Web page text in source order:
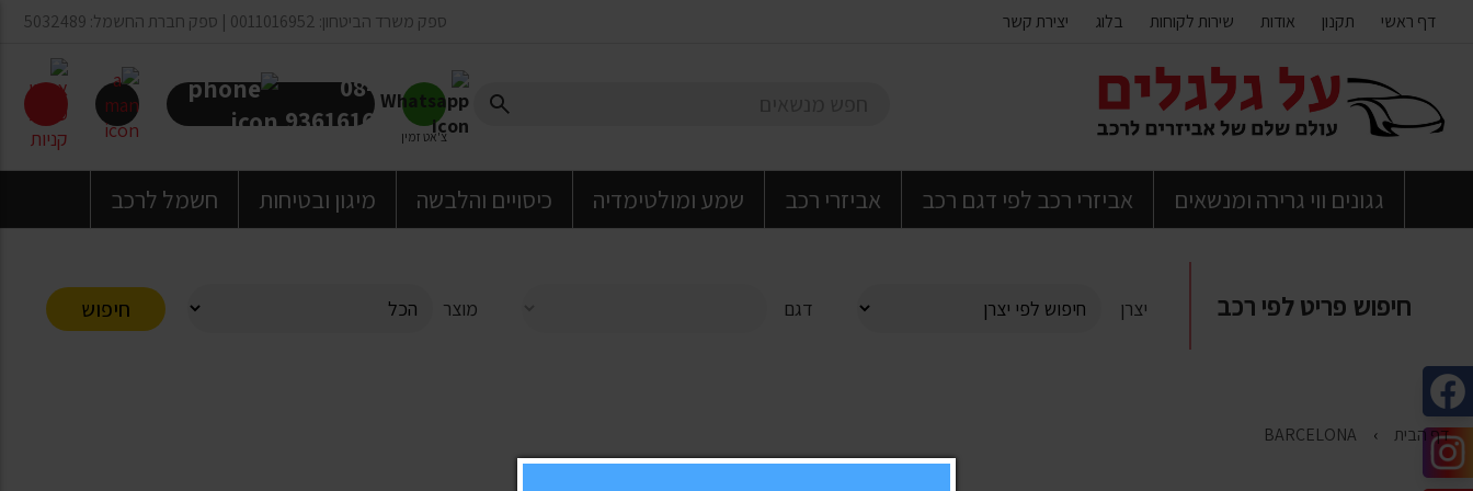
דף ראשי תקנון אודות שירות לקוחות בלוג יצירת קשר ספק משרד הביטחון: 0011016952 | ספק חברת החשמל: 5032489
צ'אט זמין
08-
9361616
גגונים ווי גרירה ומנשאים אביזרי רכב לפי דגם רכב אביזרי רכב שמע ומולטימדיה כיסויים והלבשה מיגון ובטיחות חשמל לרכב
חיפוש פריט לפי רכב יצרן דגם מוצר חיפוש
דף הבית BARCELONA